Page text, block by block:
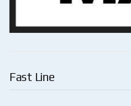
Fast Line